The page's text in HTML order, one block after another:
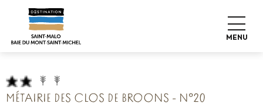
contenu
MENU
Home Pro & Pers
Info over accommodatie +
Gemeubileerde accommodatie
Métairie des Clos de Broons - N°20
MÉTAIRIE DES CLOS DE BROONS - N°20